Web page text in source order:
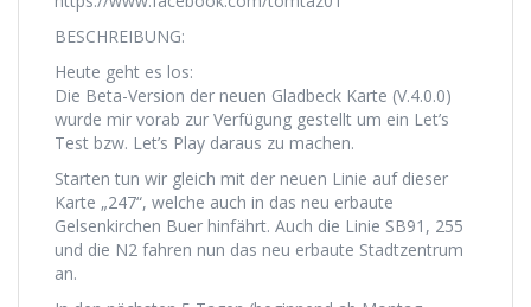
BESCHREIBUNG:
Heute geht es los:
Die Beta-Version der neuen Gladbeck Karte (V.4.0.0)
wurde mir vorab zur Verfügung gestellt um ein Let’s
Test bzw. Let’s Play daraus zu machen.
Starten tun wir gleich mit der neuen Linie auf dieser
Karte „247“, welche auch in das neu erbaute
Gelsenkirchen Buer hinfährt. Auch die Linie SB91, 255
und die N2 fahren nun das neu erbaute Stadtzentrum
an.